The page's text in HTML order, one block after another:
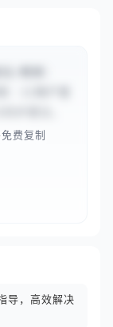
护建议。
费复制
导，高效解决